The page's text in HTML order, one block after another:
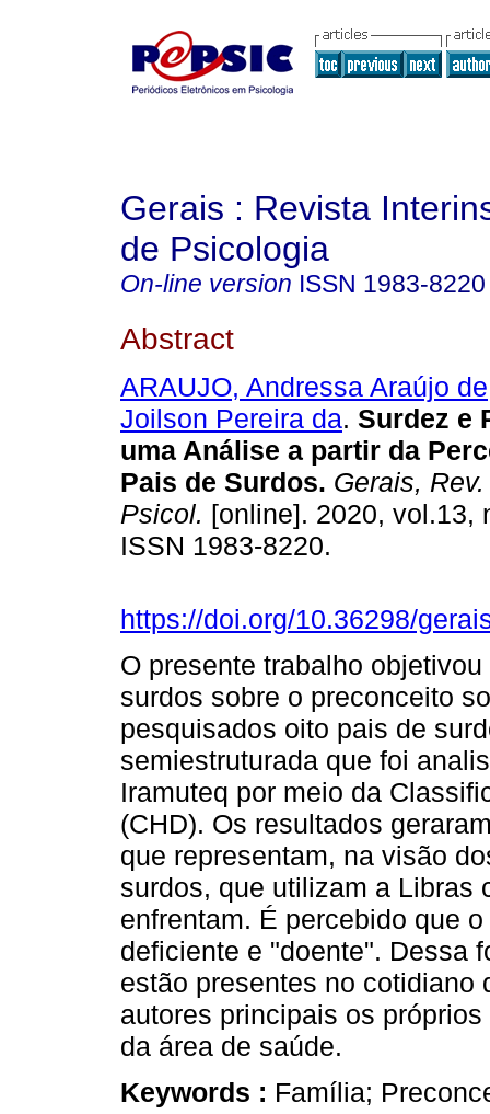
Gerais : Revista
de Psicologia
On-line version ISSN 1983-8220
Abstract
ARAUJO, Andressa Araújo de
Joilson Pereira da. Surdez e
uma Análise a partir da
Pais de Surdos. Gerais,
Psicol. [online]. 2020, vol.13,
ISSN 1983-8220.
https://doi.org/10.36298/
O presente trabalho
surdos sobre o preconceito
pesquisados oito pais de
semiestruturada que foi
Iramuteq por meio da
(CHD). Os resultados
que representam, na visão
surdos, que utilizam a Libras
enfrentam. É percebido que
deficiente e "doente". Dessa
estão presentes no cotidiano
autores principais os
da área de saúde.
Keywords : Família;